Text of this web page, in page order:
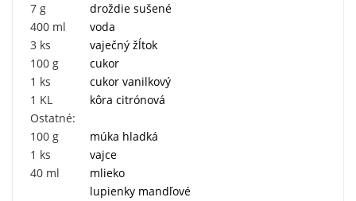
7 g
droždie sušené
400 ml
voda
3 ks
vaječný žĺtok
100 g
cukor
1 ks
cukor vanilkový
1 KL
kôra citrónová
Ostatné:
100 g
múka hladká
1 ks
vajce
40 ml
mlieko
lupienky mandľové